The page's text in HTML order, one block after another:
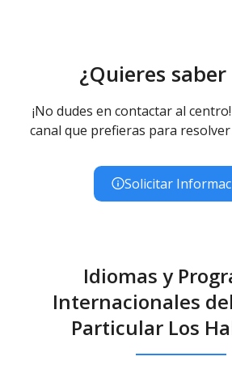
¿Quieres saber
¡No dudes en contactar al
canal que prefieras para
Solicitar
Idiomas y
Internacionales
Particular Los